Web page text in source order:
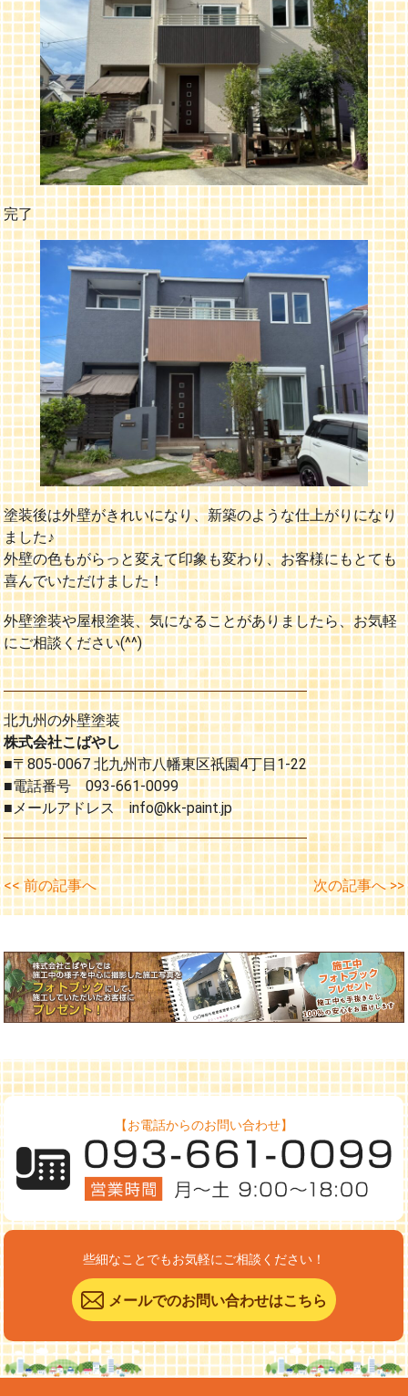
完了
塗装後は外壁がきれいになり、新築のような仕上がりになり
ました♪
外壁の色もがらっと変えて印象も変わり、お客様にもとても
喜んでいただけました！
外壁塗装や屋根塗装、気になることがありましたら、お気軽
にご相談ください(^^)
北九州の外壁塗装
株式会社こばやし
■〒805-0067 北九州市八幡東区祇園4丁目1-22
■電話番号 093-661-0099
■メールアドレス info@kk-paint.jp
<< 前の記事へ 次の記事へ >>
【お電話からのお問い合わせ】
些細なことでもお気軽にご相談ください！
メールでのお問い合わせはこちら